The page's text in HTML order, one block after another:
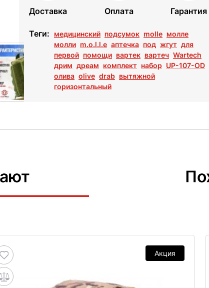
Доставка Оплата Гарантия
Теги: медицинский подсумок molle молле
молли m.o.l.l.e аптечка под жгут для
первой помощи вартек вартеч Wartech
дрим дреам комплект набор UP-107-OD
олива olive drab вытяжной
горизонтальный
Акция